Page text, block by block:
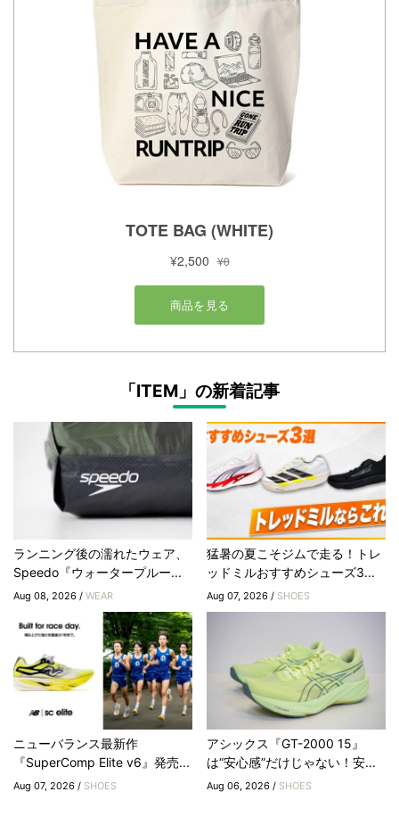
「ITEM」の新着記事
ランニング後の濡れたウェア、
Speedo『ウォータープルー...
Aug 08, 2026 / WEAR
猛暑の夏こそジムで走る！トレ
ッドミルおすすめシューズ3...
Aug 07, 2026 / SHOES
ニューバランス最新作
『SuperComp Elite v6』発売...
Aug 07, 2026 / SHOES
アシックス『GT-2000 15』
は“安心感”だけじゃない！安...
Aug 06, 2026 / SHOES